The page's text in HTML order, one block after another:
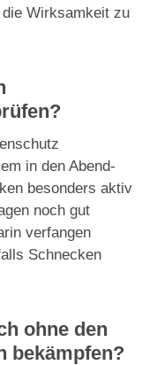
Wirksamkeit zu
in den Abend-
besonders aktiv
noch gut
verfangen
Schnecken
ohne den
bekämpfen?